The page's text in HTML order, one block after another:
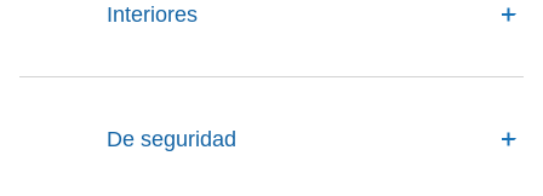
Interiores
De seguridad